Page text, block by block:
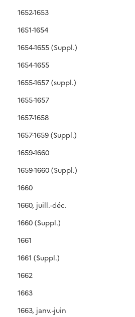
1652-1653
1651-1654
1654-1655 (Suppl.)
1654-1655
1655-1657 (suppl.)
1655-1657
1657-1658
1657-1659 (Suppl.)
1659-1660
1659-1660 (Suppl.)
1660
1660, juill.-déc.
1660 (Suppl.)
1661
1661 (Suppl.)
1662
1663
1663, janv.-juin